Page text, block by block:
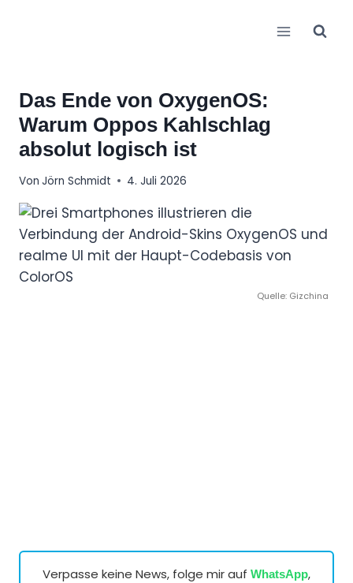
Das Ende von OxygenOS:
Warum Oppos Kahlschlag
absolut logisch ist
Von Jörn Schmidt 4. Juli 2026
Quelle: Gizchina
Verpasse keine News, folge mir auf WhatsApp,